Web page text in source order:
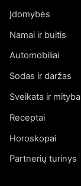
Įdomybės
Namai ir buitis
Automobiliai
Sodas ir daržas
Sveikata ir mityba
Receptai
Horoskopai
Partnerių turinys